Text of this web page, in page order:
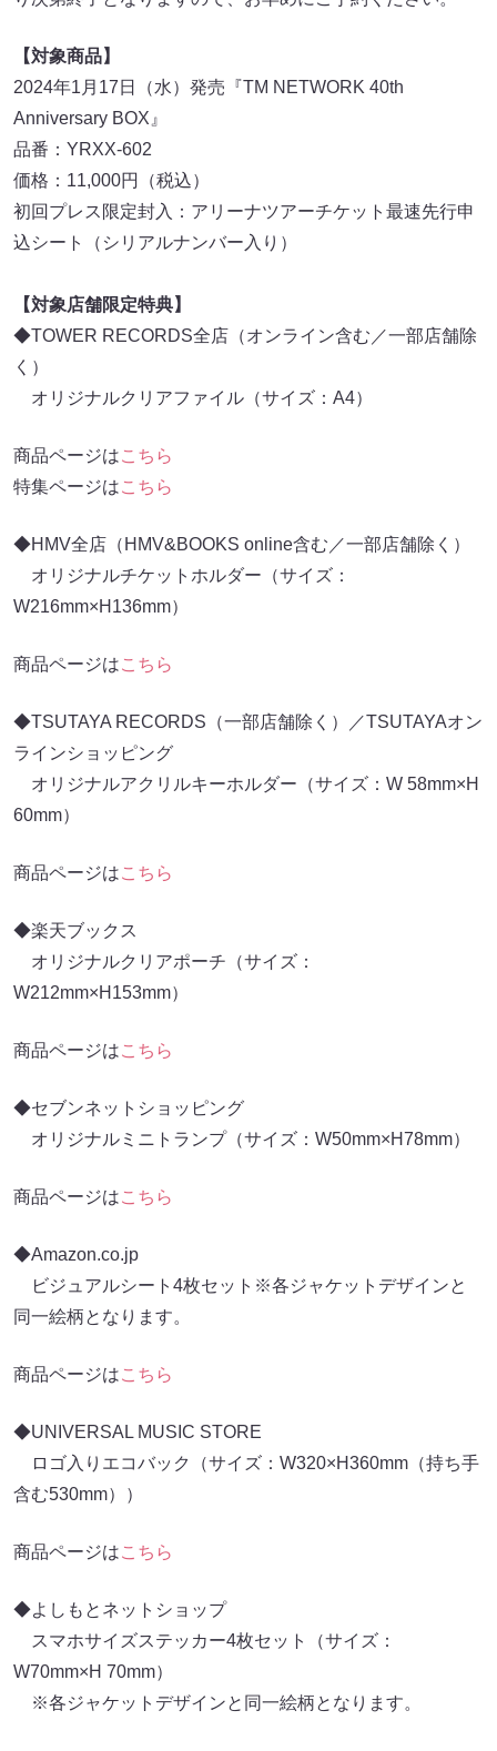
【対象商品】
2024年1月17日（水）発売『TM NETWORK 40th
Anniversary BOX』
品番：YRXX-602
価格：11,000円（税込）
初回プレス限定封入：アリーナツアーチケット最速先行申
込シート（シリアルナンバー入り）
【対象店舗限定特典】
◆TOWER RECORDS全店（オンライン含む／一部店舗除
く）
オリジナルクリアファイル（サイズ：A4）
商品ページはこちら
特集ページはこちら
◆HMV全店（HMV&BOOKS online含む／一部店舗除く）
オリジナルチケットホルダー（サイズ：
W216mm×H136mm）
商品ページはこちら
◆TSUTAYA RECORDS（一部店舗除く）／TSUTAYAオン
ラインショッピング
オリジナルアクリルキーホルダー（サイズ：W 58mm×H
60mm）
商品ページはこちら
◆楽天ブックス
オリジナルクリアポーチ（サイズ：
W212mm×H153mm）
商品ページはこちら
◆セブンネットショッピング
オリジナルミニトランプ（サイズ：W50mm×H78mm）
商品ページはこちら
◆Amazon.co.jp
ビジュアルシート4枚セット※各ジャケットデザインと
同一絵柄となります。
商品ページはこちら
◆UNIVERSAL MUSIC STORE
ロゴ入りエコバック（サイズ：W320×H360mm（持ち手
含む530mm））
商品ページはこちら
◆よしもとネットショップ
スマホサイズステッカー4枚セット（サイズ：
W70mm×H 70mm）
※各ジャケットデザインと同一絵柄となります。